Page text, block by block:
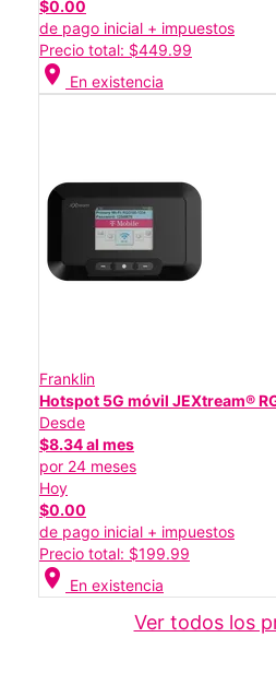
$0.00
de pago inicial + impuestos
Precio total: $449.99
location_on En existencia
Franklin
Hotspot 5G móvil JEXtream®
Desde
$8.34 al mes
por 24 meses
Hoy
$0.00
de pago inicial + impuestos
Precio total: $199.99
location_on En existencia
Ver todos los